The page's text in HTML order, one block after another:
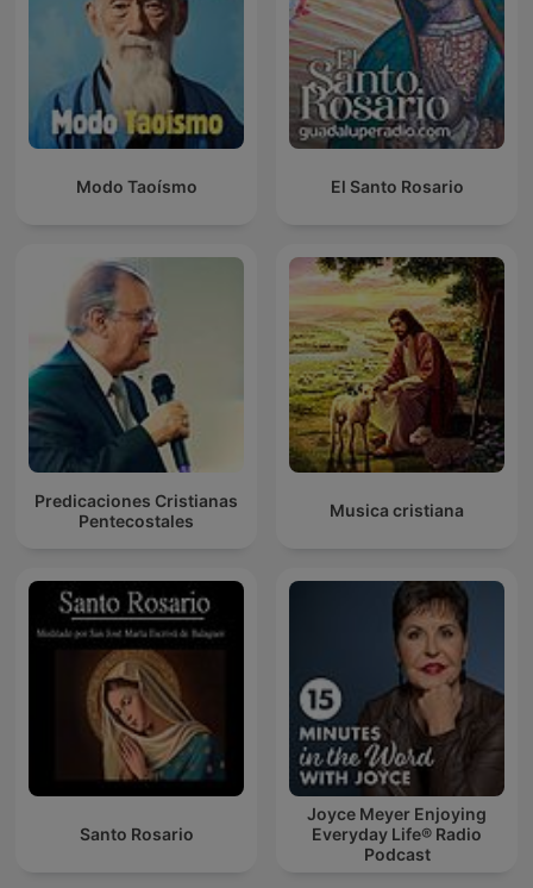
Modo Taoísmo El Santo Rosario
Predicaciones Cristianas
Pentecostales
Musica cristiana
Santo Rosario
Joyce Meyer Enjoying
Everyday Life® Radio
Podcast